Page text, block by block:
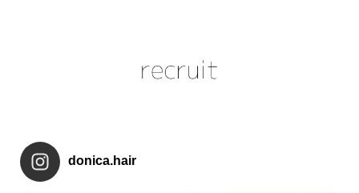
donica.hair